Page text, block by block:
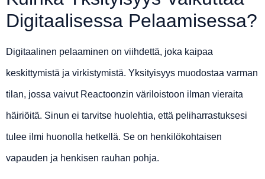
Digitaalisessa Pelaamisessa?
Digitaalinen pelaaminen on viihdettä, joka kaipaa
keskittymistä ja virkistymistä. Yksityisyys muodostaa varman
tilan, jossa vaivut Reactoonzin väriloistoon ilman vieraita
häiriöitä. Sinun ei tarvitse huolehtia, että peliharrastuksesi
tulee ilmi huonolla hetkellä. Se on henkilökohtaisen
vapauden ja henkisen rauhan pohja.